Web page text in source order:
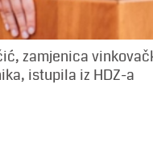
zamjenica
istupila iz HDZ-a